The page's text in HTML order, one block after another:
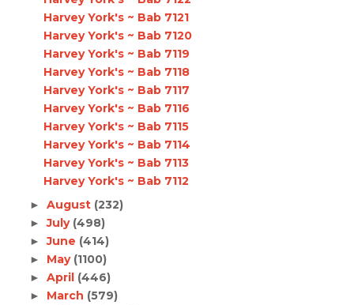
Harvey York's ~ Bab 7121
Harvey York's ~ Bab 7120
Harvey York's ~ Bab 7119
Harvey York's ~ Bab 7118
Harvey York's ~ Bab 7117
Harvey York's ~ Bab 7116
Harvey York's ~ Bab 7115
Harvey York's ~ Bab 7114
Harvey York's ~ Bab 7113
Harvey York's ~ Bab 7112
► August (232)
►July (498)
►June (414)
► May (1100)
► April (446)
► March (579)